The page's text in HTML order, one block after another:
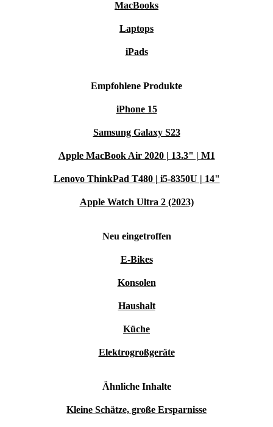
MacBooks
Laptops
iPads
Empfohlene Produkte
iPhone 15
Samsung Galaxy S23
Apple MacBook Air 2020 | 13.3" | M1
Lenovo ThinkPad T480 | i5-8350U | 14"
Apple Watch Ultra 2 (2023)
Neu eingetroffen
E-Bikes
Konsolen
Haushalt
Küche
Elektrogroßgeräte
Ähnliche Inhalte
Kleine Schätze, große Ersparnisse